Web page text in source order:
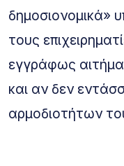
δημοσιονομικά»
τους
εγγράφως
και αν δεν
αρμοδιοτήτων